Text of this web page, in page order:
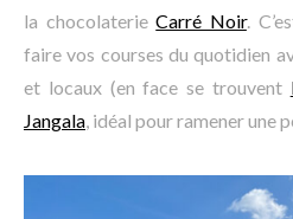
la chocolaterieCarré Noir.
faire vos courses du quotidien
et locaux (en face se trouvent
Jangala , idéal pour ramener une